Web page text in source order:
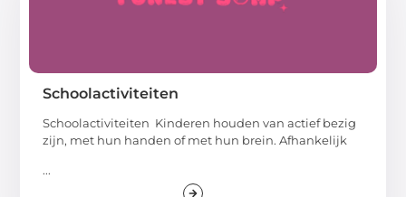
Schoolactiviteiten
Schoolactiviteiten Kinderen houden van actief bezig
zijn, met hun handen of met hun brein. Afhankelijk
...